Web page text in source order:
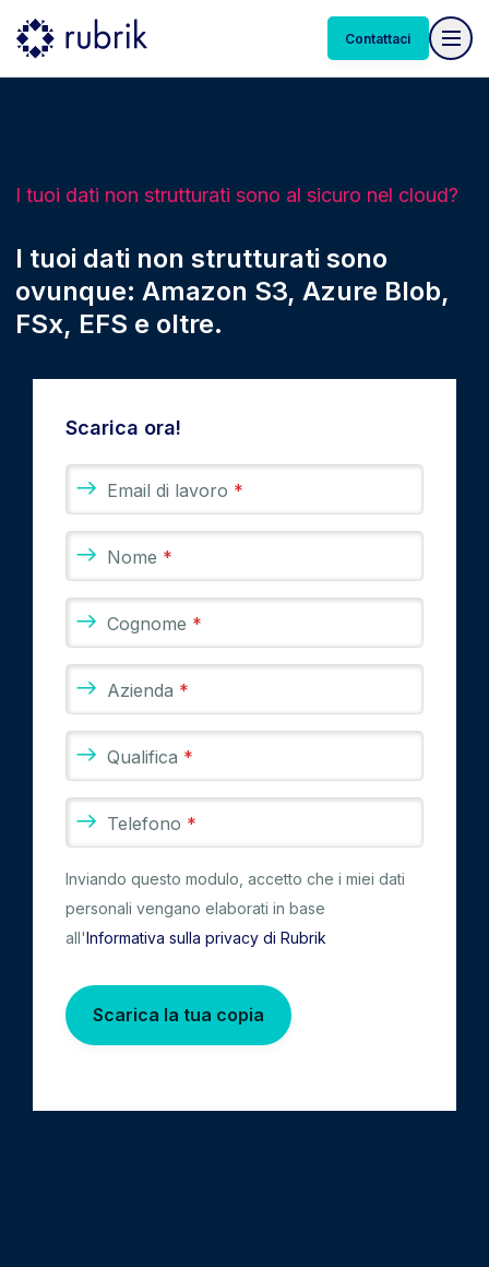
Contattaci
I tuoi dati non strutturati sono al sicuro nel cloud?
I tuoi dati non strutturati sono
ovunque: Amazon S3, Azure Blob,
FSx, EFS e oltre.
Scarica ora!
Email di lavoro *
Nome *
Cognome *
Azienda *
Qualifica *
Telefono *
Inviando questo modulo, accetto che i miei dati
personali vengano elaborati in base
all'Informativa sulla privacy di Rubrik
Scarica la tua copia